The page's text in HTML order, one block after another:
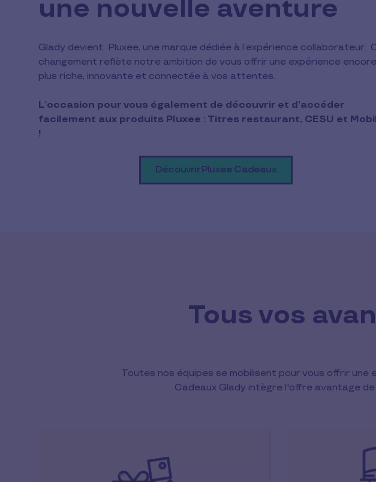
une nouvelle aventure
Glady devient Pluxee, une marque dédiée à l’expérience collaborateur.
changement reflète notre ambition de vous offrir une expérience encore
plus riche, innovante et connectée à vos attentes.
L’occasion pour vous également de découvrir et d’accéder
facilement aux produits Pluxee : Titres restaurant, CESU et
!
Découvrir Pluxee Cadeaux
Tous vos
Toutes nos équipes se mobilisent pour vous offrir
Cadeaux Glady intègre l'offre avantage